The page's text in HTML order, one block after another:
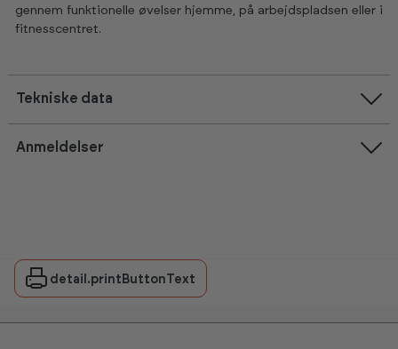
gennem funktionelle øvelser hjemme, på arbejdspladsen eller i
fitnesscentret.
Tekniske data
Anmeldelser
detail.printButtonText